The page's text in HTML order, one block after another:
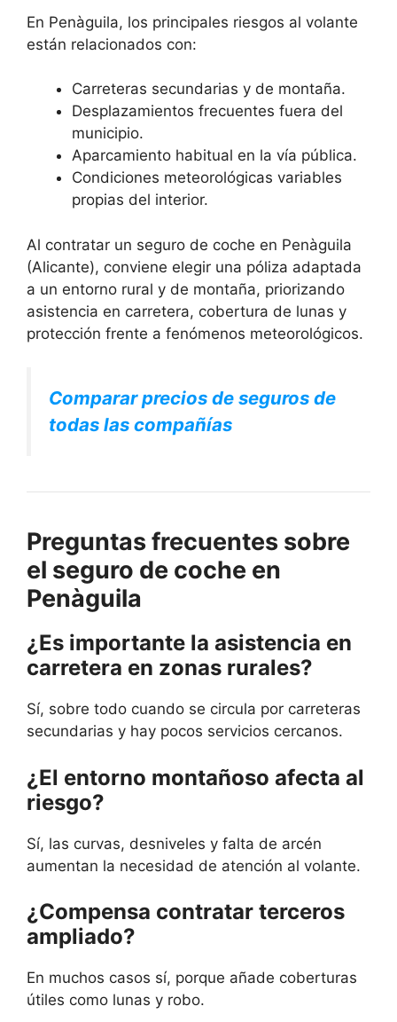
En Penàguila, los principales riesgos al volante
están relacionados con:
Carreteras secundarias y de montaña.
Desplazamientos frecuentes fuera del
municipio.
Aparcamiento habitual en la vía pública.
Condiciones meteorológicas variables
propias del interior.
Al contratar un seguro de coche en Penàguila
(Alicante), conviene elegir una póliza adaptada
a un entorno rural y de montaña, priorizando
asistencia en carretera, cobertura de lunas y
protección frente a fenómenos meteorológicos.
Comparar precios de seguros de
todas las compañías
Preguntas frecuentes sobre
el seguro de coche en
Penàguila
¿Es importante la asistencia en
carretera en zonas rurales?
Sí, sobre todo cuando se circula por carreteras
secundarias y hay pocos servicios cercanos.
¿El entorno montañoso afecta al
riesgo?
Sí, las curvas, desniveles y falta de arcén
aumentan la necesidad de atención al volante.
¿Compensa contratar terceros
ampliado?
En muchos casos sí, porque añade coberturas
útiles como lunas y robo.